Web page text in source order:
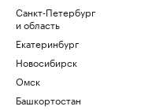
Санкт-Петербург
и область
Екатеринбург
Новосибирск
Омск
Башкортостан